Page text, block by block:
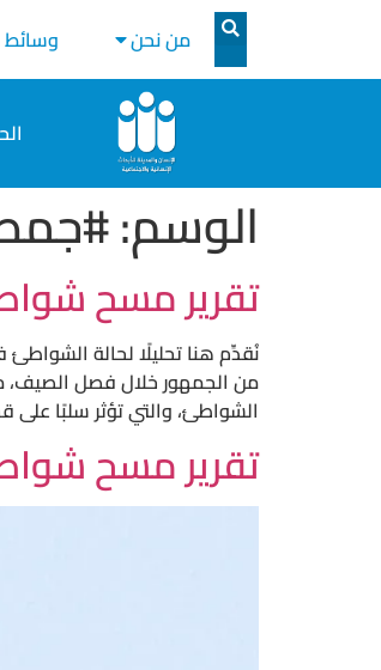
من نحن
الوسم:
تقرير مسح
نُقدِّم هنا تحليلًا لحالة
من الجمهور خلال فصل الصيف،
الشواطئ، والتي تؤثر سلبًا
تقرير مسح